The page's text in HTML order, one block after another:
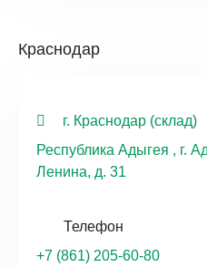
Краснодар
г. Краснодар (склад)
Республика Адыгея , г.
Ленина, д. 31
Телефон
+7 (861) 205-60-80